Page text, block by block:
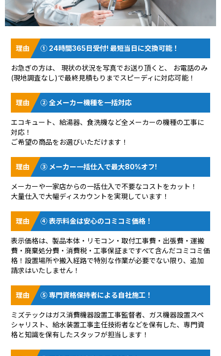
① 24時間365日受付! 最短当日に交換可能！
お急ぎの方は、 現状の状況を写真でお送り頂く と、 お電話のみ
(現地調査なし)で最終見積もりまでスピーディに対応可能！
② 全メーカー機種を一括対応
エコキュート、給湯器、食洗機など全メーカーの機種の工事に
対応！
ご希望の商品をお選びいただけます！
③ メーカー一括仕入で最大80%オフ!
メーカーや一家店からの一括仕入で不要なコストをカット！
大量仕入で大幅ディスカウントを実現しています！
④ 表示料金は安心のコミコミ価格！
表示価格は、製品本体・リモコン・取付工事費・出張費・運搬
費・廃棄処分費・消費税・工事保証まですべて含んだコミコミ価
格！設置場所や搬入経路で特別な作業が必要でない限り、追加
請求はいたしません！
⑤ 専門資格保持者による自社施工！
ミズテックはガス消費機器設置工事監督者、ガス機器設置スペ
シャリスト、給水装置工事主任技術者などを保有した、専門資
格と知識を保有したスタッフが担当します！